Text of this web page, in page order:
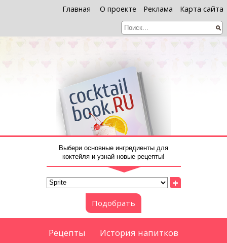
Главная О проекте Реклама Карта сайта
Выбери основные ингредиенты для
коктейля и узнай новые рецепты!
+
Подобрать
Рецепты
История напитков